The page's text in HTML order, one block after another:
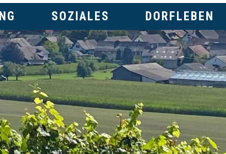
SOZIALES DORFLEBEN